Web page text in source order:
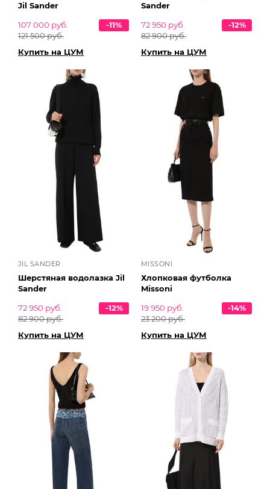
Jil Sander
107 000 руб.
121 500 руб.
-11%
Купить на ЦУМ
Sander
72 950 руб.
82 900 руб.
-12%
Купить на ЦУМ
JIL SANDER
Шерстяная водолазка Jil
Sander
72 950 руб.
82 900 руб.
-12%
Купить на ЦУМ
MISSONI
Хлопковая футболка
Missoni
19 950 руб.
23 200 руб.
-14%
Купить на ЦУМ